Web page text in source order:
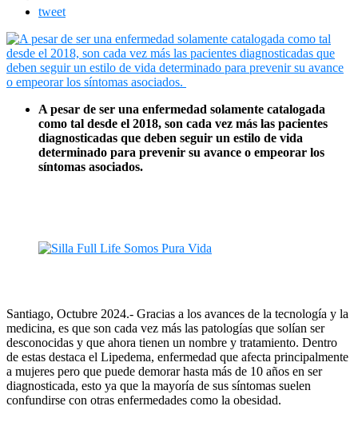
tweet
A pesar de ser una enfermedad solamente catalogada
como tal desde el 2018, son cada vez más las pacientes
diagnosticadas que deben seguir un estilo de vida
determinado para prevenir su avance o empeorar los
síntomas asociados.
Santiago, Octubre 2024.- Gracias a los avances de la tecnología y la
medicina, es que son cada vez más las patologías que solían ser
desconocidas y que ahora tienen un nombre y tratamiento. Dentro
de estas destaca el Lipedema, enfermedad que afecta principalmente
a mujeres pero que puede demorar hasta más de 10 años en ser
diagnosticada, esto ya que la mayoría de sus síntomas suelen
confundirse con otras enfermedades como la obesidad.